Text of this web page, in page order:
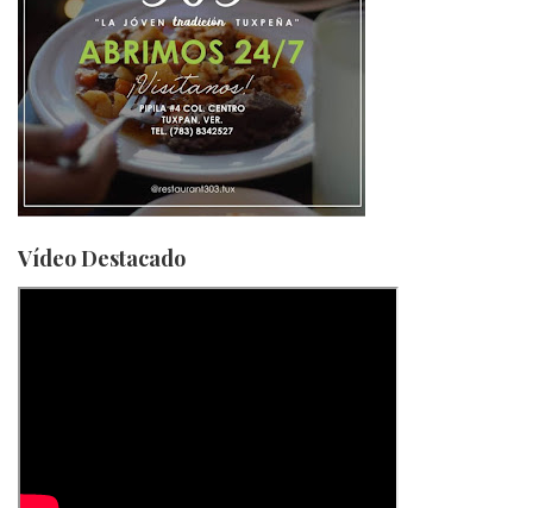
Vídeo Destacado